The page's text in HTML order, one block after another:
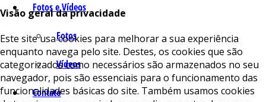
Fotos e Vídeos
Fotos
Vídeos
Contato
Visão geral da privacidade
Este site usa cookies para melhorar a sua experiência
enquanto navega pelo site. Destes, os cookies que são
categorizados como necessários são armazenados no seu
navegador, pois são essenciais para o funcionamento das
funcionalidades básicas do site. Também usamos cookies